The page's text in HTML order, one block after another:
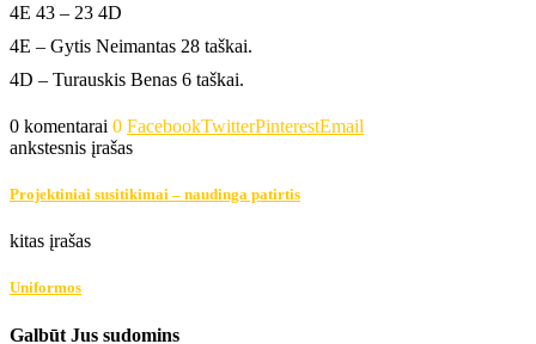
4E 43 – 23 4D
4E – Gytis Neimantas 28 taškai.
4D – Turauskis Benas 6 taškai.
0 komentarai 0 FacebookTwitterPinterestEmail
ankstesnis įrašas
Projektiniai susitikimai – naudinga patirtis
kitas įrašas
Uniformos
Galbūt Jus sudomins